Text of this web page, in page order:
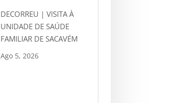
DECORREU | VISITA À
UNIDADE DE SAÚDE
FAMILIAR DE SACAVÉM
Ago 5, 2026